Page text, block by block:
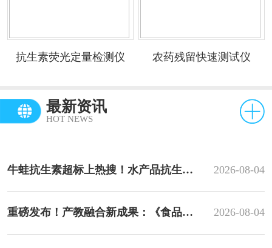
抗生素荧光定量检测仪 农药残留快速测试仪
最新资讯
HOT NEWS
牛蛙抗生素超标上热搜！水产品抗生素超标高效快检方案 2026-08-04
重磅发布！产教融合新成果：《食品安全快速检测：原理与应用》教材正式面世 2026-08-04